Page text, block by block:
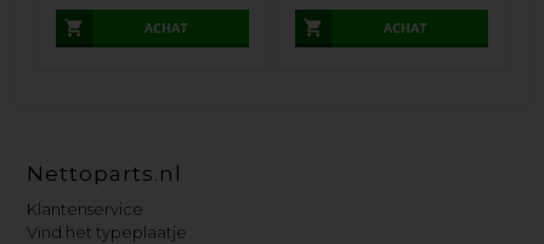
Nettoparts.nl
Klantenservice
Vind het typeplaatje